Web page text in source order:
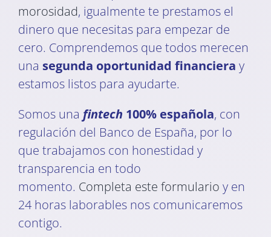
morosidad, igualmente te prestamos el
dinero que necesitas para empezar de
cero. Comprendemos que todos merecen
una segunda oportunidad financiera y
estamos listos para ayudarte.
Somos una fintech 100% española, con
regulación del Banco de España, por lo
que trabajamos con honestidad y
transparencia en todo
momento. Completa este formulario y en
24 horas laborables nos comunicaremos
contigo.